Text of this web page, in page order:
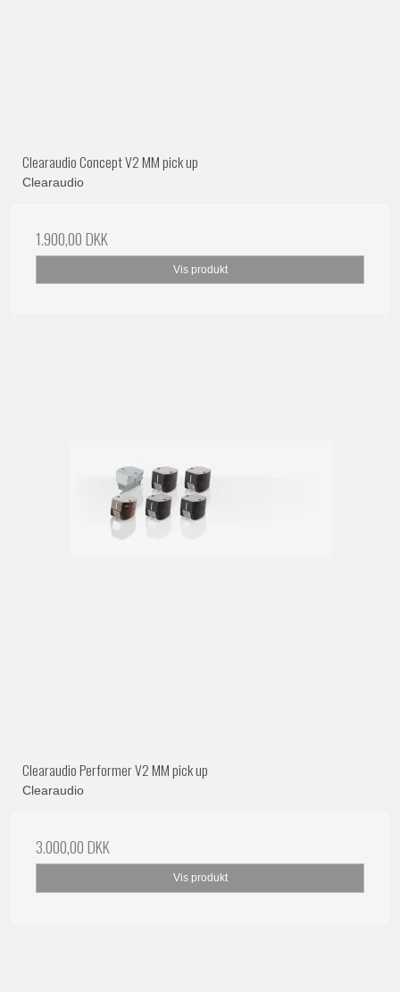
Clearaudio Concept V2 MM pick up
Clearaudio
1.900,00 DKK
Vis produkt
Clearaudio Performer V2 MM pick up
Clearaudio
3.000,00 DKK
Vis produkt